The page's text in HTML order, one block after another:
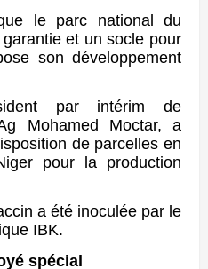
le parc national du
et un socle pour
son développement
par intérim de
Mohamed Moctar, a
de parcelles en
pour la production
a été inoculée par le
IBK.
spécial